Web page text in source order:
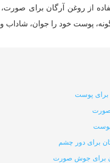
از روغن آرگان برای
پوست خود را جوان، شاداب
برای پوست
صورت
برای دور چشم
برای جوش صورت